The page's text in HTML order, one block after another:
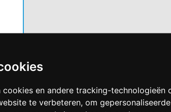
cookies en andere tracking-technologieën
te verbeteren, om